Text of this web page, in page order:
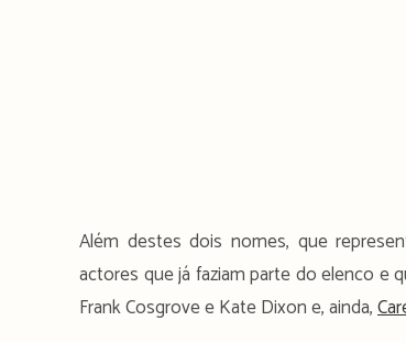
Além destes dois nomes, que
actores que já faziam parte do elenco e
Frank Cosgrove e Kate Dixon e, ainda,